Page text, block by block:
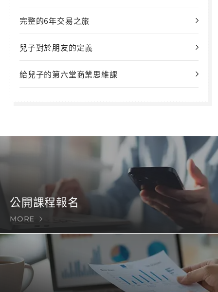
完整的6年交易之旅
兒子對於朋友的定義
給兒子的第六堂商業思維課
公開課程報名
MORE